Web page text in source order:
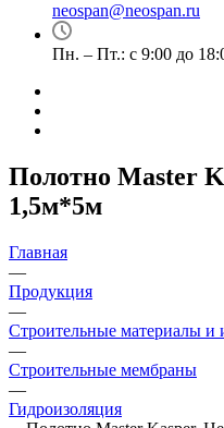
neospan@neospan.ru
Пн. – Пт.: с 9:00 до
Полотно Master
1,5м*5м
Главная
—
Продукция
—
Строительные материалы и
—
Строительные мембраны
—
Гидроизоляция